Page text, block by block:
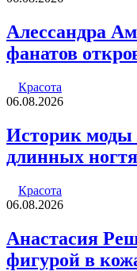
Алессандра
фанатов
Красота
06.08.2026
Историк моды
длинных
Красота
06.08.2026
Анастасия
фигурой в